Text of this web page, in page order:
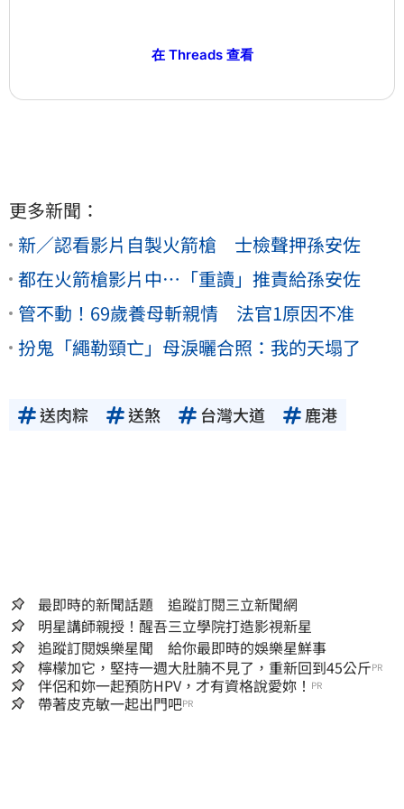
在 Threads 查看
更多新聞：
新／認看影片自製火箭槍 士檢聲押孫安佐
都在火箭槍影片中…「重讀」推責給孫安佐
管不動！69歲養母斬親情 法官1原因不准
扮鬼「繩勒頸亡」母淚曬合照：我的天塌了
送肉粽 送煞 台灣大道 鹿港
最即時的新聞話題 追蹤訂閱三立新聞網
明星講師親授！醒吾三立學院打造影視新星
追蹤訂閱娛樂星聞 給你最即時的娛樂星鮮事
檸檬加它，堅持一週大肚腩不見了，重新回到45公斤PR
伴侶和妳一起預防HPV，才有資格說愛妳！ PR
帶著皮克敏一起出門吧PR